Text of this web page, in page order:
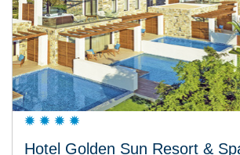
Hotel Golden Sun Resort &